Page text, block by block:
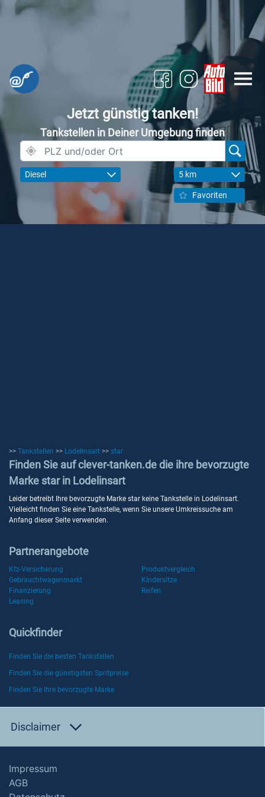
Jetzt günstig tanken!
Tankstellen in Deiner Umgebung finden
Diesel 5 km
Favoriten
>> Tankstellen >> Lodelinsart >> star
Finden Sie auf clever-tanken.de die ihre bevorzugte
Marke star in Lodelinsart
Leider betreibt Ihre bevorzugte Marke star keine Tankstelle in Lodelinsart.
Vielleicht finden Sie eine Tankstelle, wenn Sie unsere Umkreissuche am
Anfang dieser Seite verwenden.
Partnerangebote
Kfz-Versicherung
Produktvergleich
Gebrauchtwagenmarkt
Kindersitze
Finanzierung
Reifen
Leasing
Quickfinder
Finden Sie die besten Tankstellen
Finden Sie die günstigsten Spritpreise
Finden Sie Ihre bevorzugte Marke
Disclaimer
Impressum
AGB